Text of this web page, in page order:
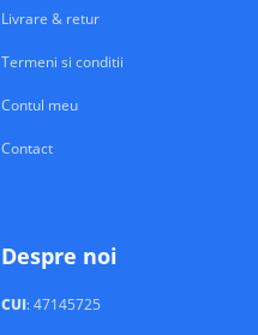
Livrare & retur
Termeni si conditii
Contul meu
Contact
Despre noi
CUI: 47145725